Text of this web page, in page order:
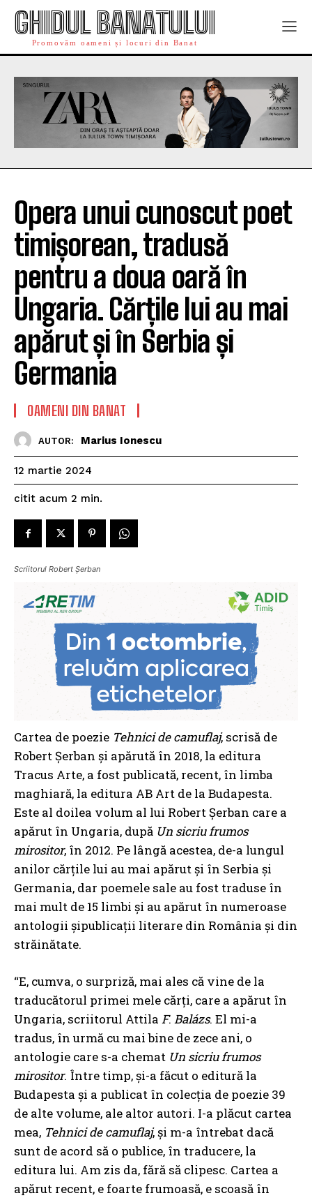
GHIDUL BANATULUI
Promovăm oameni și locuri din Banat
Opera unui cunoscut poet
timișorean, tradusă
pentru a doua oară în
Ungaria. Cărțile lui au mai
apărut și în Serbia și
Germania
OAMENI DIN BANAT
AUTOR: Marius Ionescu
12 martie 2024
citit acum 2 min.
Scriitorul Robert Șerban
Cartea de poezie Tehnici de camuflaj, scrisă de
Robert Șerban și apărută în 2018, la editura
Tracus Arte, a fost publicată, recent, în limba
maghiară, la editura AB Art de la Budapesta.
Este al doilea volum al lui Robert Șerban care a
apărut în Ungaria, după Un sicriu frumos
mirositor, în 2012. Pe lângă acestea, de-a lungul
anilor cărțile lui au mai apărut și în Serbia și
Germania, dar poemele sale au fost traduse în
mai mult de 15 limbi şi au apărut în numeroase
antologii şipublicaţii literare din România şi din
străinătate.
“E, cumva, o surpriză, mai ales că vine de la
traducătorul primei mele cărți, care a apărut în
Ungaria, scriitorul Attila F. Balázs. El mi-a
tradus, în urmă cu mai bine de zece ani, o
antologie care s-a chemat Un sicriu frumos
mirositor. Între timp, și-a făcut o editură la
Budapesta și a publicat în colecția de poezie 39
de alte volume, ale altor autori. I-a plăcut cartea
mea, Tehnici de camuflaj, și m-a întrebat dacă
sunt de acord să o publice, în traducere, la
editura lui. Am zis da, fără să clipesc. Cartea a
apărut recent, e foarte frumoasă, e scoasă în